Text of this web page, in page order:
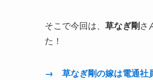
そこで今回は、 草なぎ剛さ
た！
→ 草なぎ剛の嫁は電通社